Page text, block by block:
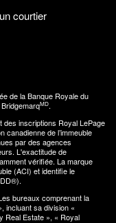
courtier
de la Banque Royale du
MD.
inscriptions Royal LePage
canadienne de l’immeuble
par des agences
L'exactitude de
vérifiée. La marque
(ACI) et identifie le
bureaux comprenant la
incluant sa division «
Real Estate », « Royal